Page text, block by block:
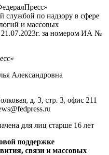
службой по надзору в сфере
и массовых
за номером ИА №
Александровна
д. 3, стр. 3, офис 211
для лиц старше 16 лет
поддержке
связи и массовых